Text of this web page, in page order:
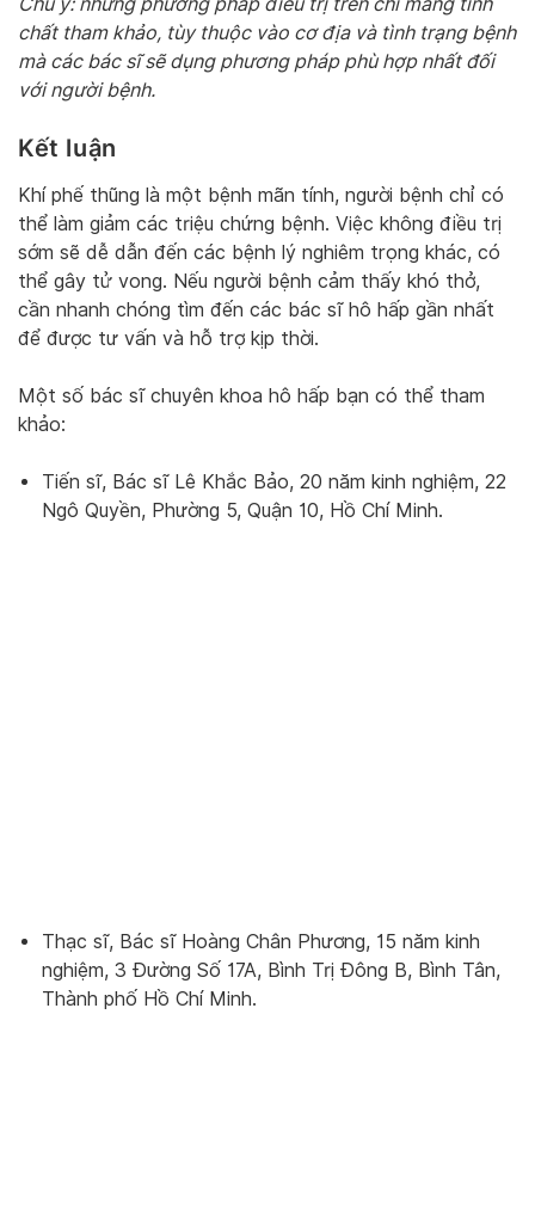
chất tham khảo, tùy thuộc vào cơ địa và tình trạng bệnh
mà các bác sĩ sẽ dụng phương pháp phù hợp nhất đối
với người bệnh.
Kết luận
Khí phế thũng là một bệnh mãn tính, người bệnh chỉ có
thể làm giảm các triệu chứng bệnh. Việc không điều trị
sớm sẽ dễ dẫn đến các bệnh lý nghiêm trọng khác, có
thể gây tử vong. Nếu người bệnh cảm thấy khó thở,
cần nhanh chóng tìm đến các bác sĩ hô hấp gần nhất
để được tư vấn và hỗ trợ kịp thời.
Một số bác sĩ chuyên khoa hô hấp bạn có thể tham
khảo:
Tiến sĩ, Bác sĩ Lê Khắc Bảo, 20 năm kinh nghiệm, 22
Ngô Quyền, Phường 5, Quận 10, Hồ Chí Minh.
Thạc sĩ, Bác sĩ Hoàng Chân Phương, 15 năm kinh
nghiệm, 3 Đường Số 17A, Bình Trị Đông B, Bình Tân,
Thành phố Hồ Chí Minh.